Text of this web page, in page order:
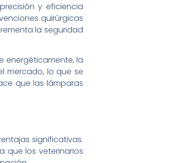
y eficiencia
quirúrgicas
la seguridad
energéticamente, la
mercado, lo que se
que las lámparas
significativas.
que los veterinarios